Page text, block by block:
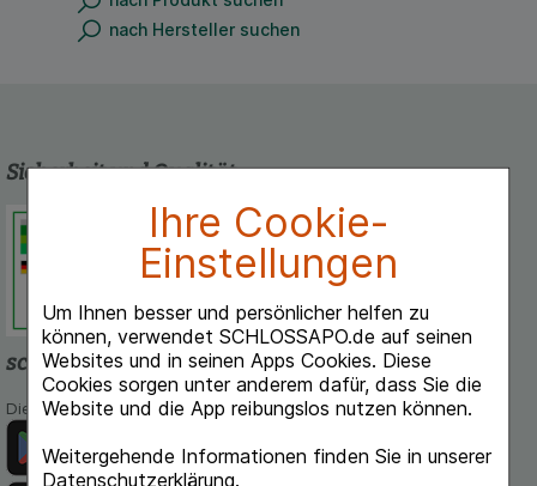
Ihre Cookie-
Einstellungen
Um Ihnen besser und persönlicher helfen zu
können, verwendet SCHLOSSAPO.de auf seinen
Websites und in seinen Apps Cookies. Diese
Cookies sorgen unter anderem dafür, dass Sie die
Website und die App reibungslos nutzen können.
Weitergehende Informationen finden Sie in unserer
Datenschutzerklärung.
nach Hersteller suchen
Sicherheit und Qualität
Schlossapo.de ist registriert beim
Deutschen Institut für Medizinische
Dokumentation und Information.
schlossapo.de-App
Die App von schlossapo.de jetzt mit E-Rezept-Scanner